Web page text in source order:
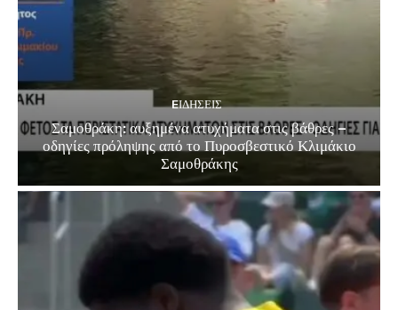
EΙΔΗΣΕΙΣ
Σαμοθράκη: αυξημένα ατυχήματα στις βάθρες –
οδηγίες πρόληψης από το Πυροσβεστικό Κλιμάκιο
Σαμοθράκης